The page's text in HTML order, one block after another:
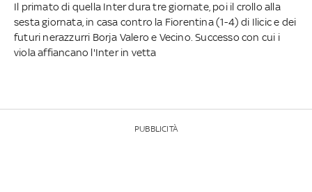
Il primato di quella Inter dura tre giornate, poi il crollo alla
sesta giornata, in casa contro la Fiorentina (1-4) di Ilicic e dei
futuri nerazzurri Borja Valero e Vecino. Successo con cui i
viola affiancano l'Inter in vetta
PUBBLICITÀ